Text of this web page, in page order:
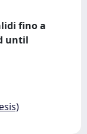
fino a
until